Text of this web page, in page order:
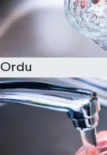
Ordu